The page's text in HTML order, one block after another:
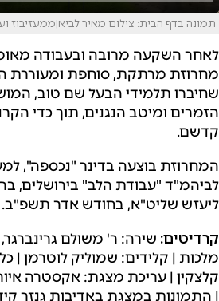
תמונה בדף הבית: צילום מאיר לביא|ממעזיבוז
לאחר השקעה מרובה ובעבודה
מחרוזת מרתקת, סוחפת ומעוררת
שחיברו תלמידי הבעל שם טוב,
הזמרים ומיטב הנגנים, תוך כדי
קדשם.
המחרוזת בוצעה בדינר "נכספה",
לביהמ"ד "עבודת הלב" בירושלים,
ליעזש שליט"א, בחודש אדר תשפ"ב.
קרדיטים: שירה: ר' משולם
מלכות | קלידים: שמוליק לוטרמן |
קלצקין | עריכת מצגת: אקסטרה איור
| התמונות במצגת באדיבות גנזך